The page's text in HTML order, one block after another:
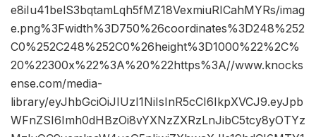
e8iIu41belS3bqtamLqh5fMZ18VexmiuRICahMYRs/imag
e.png%3Fwidth%3D750%26coordinates%3D248%252
C0%252C248%252C0%26height%3D1000%22%2C%
20%22300x%22%3A%20%22https%3A//www.knocks
ense.com/media-
library/eyJhbGciOiJIUzI1NiIsInR5cCI6IkpXVCJ9.eyJpb
WFnZSI6Imh0dHBzOi8vYXNzZXRzLnJibC5tcy8yOTYz